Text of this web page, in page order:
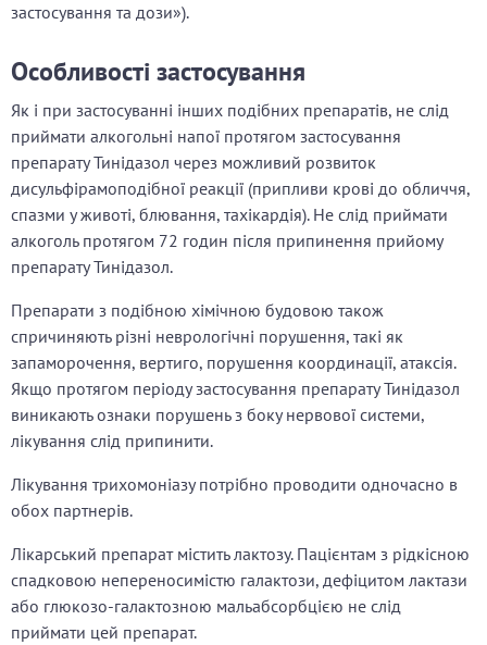
застосування та дози»).
Особливості застосування
Як і при застосуванні інших подібних препаратів, не слід
приймати алкогольні напої протягом застосування
препарату Тинідазол через можливий розвиток
дисульфірамоподібної реакції (припливи крові до обличчя,
спазми у животі, блювання, тахікардія). Не слід приймати
алкоголь протягом 72 годин після припинення прийому
препарату Тинідазол.
Препарати з подібною хімічною будовою також
спричиняють різні неврологічні порушення, такі як
запаморочення, вертиго, порушення координації, атаксія.
Якщо протягом періоду застосування препарату Тинідазол
виникають ознаки порушень з боку нервової системи,
лікування слід припинити.
Лікування трихомоніазу потрібно проводити одночасно в
обох партнерів.
Лікарський препарат містить лактозу. Пацієнтам з рідкісною
спадковою непереносимістю галактози, дефіцитом лактази
або глюкозо-галактозною мальабсорбцією не слід
приймати цей препарат.